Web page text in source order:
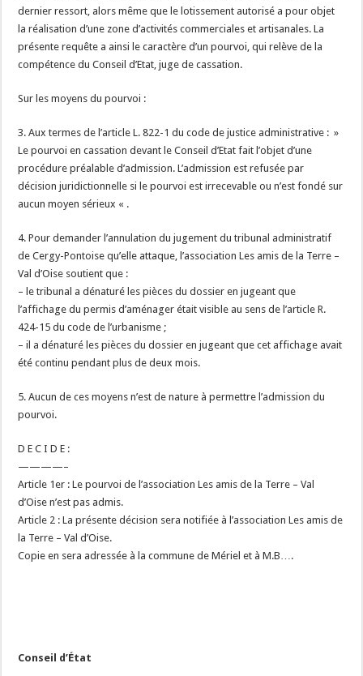
dernier ressort, alors même que le lotissement autorisé a pour objet
la réalisation d’une zone d’activités commerciales et artisanales. La
présente requête a ainsi le caractère d’un pourvoi, qui relève de la
compétence du Conseil d’Etat, juge de cassation.
Sur les moyens du pourvoi :
3. Aux termes de l’article L. 822-1 du code de justice administrative : »
Le pourvoi en cassation devant le Conseil d’Etat fait l’objet d’une
procédure préalable d’admission. L’admission est refusée par
décision juridictionnelle si le pourvoi est irrecevable ou n’est fondé sur
aucun moyen sérieux « .
4. Pour demander l’annulation du jugement du tribunal administratif
de Cergy-Pontoise qu’elle attaque, l’association Les amis de la Terre –
Val d’Oise soutient que :
– le tribunal a dénaturé les pièces du dossier en jugeant que
l’affichage du permis d’aménager était visible au sens de l’article R.
424-15 du code de l’urbanisme ;
– il a dénaturé les pièces du dossier en jugeant que cet affichage avait
été continu pendant plus de deux mois.
5. Aucun de ces moyens n’est de nature à permettre l’admission du
pourvoi.
D E C I D E :
————–
Article 1er : Le pourvoi de l’association Les amis de la Terre – Val
d’Oise n’est pas admis.
Article 2 : La présente décision sera notifiée à l’association Les amis de
la Terre – Val d’Oise.
Copie en sera adressée à la commune de Mériel et à M.B….
Conseil d’État